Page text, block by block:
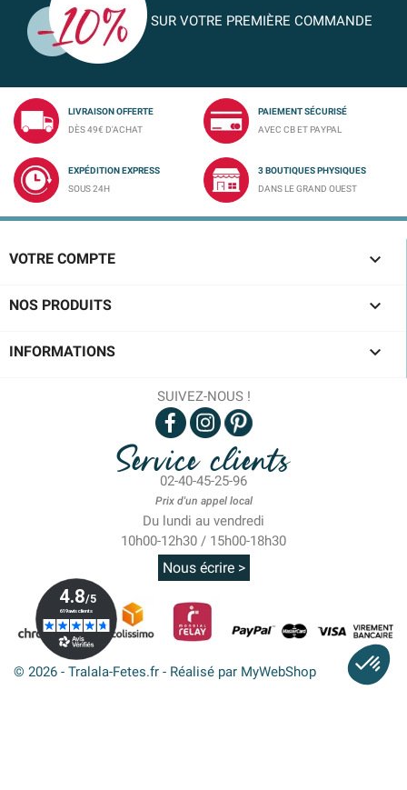
SUR VOTRE PREMIÈRE COMMANDE
LIVRAISON OFFERTE
DÈS 49€ D'ACHAT
PAIEMENT SÉCURISÉ
AVEC CB ET PAYPAL
EXPÉDITION EXPRESS
SOUS 24H
3 BOUTIQUES PHYSIQUES
DANS LE GRAND OUEST
VOTRE COMPTE 
NOS PRODUITS 
INFORMATIONS 
SUIVEZ-NOUS !
Service clients
02-40-45-25-96
Prix d'un appel local
Du lundi au vendredi
10h00-12h30 / 15h00-18h30
Nous écrire >
© 2026 - Tralala-Fetes.fr - Réalisé par MyWebShop